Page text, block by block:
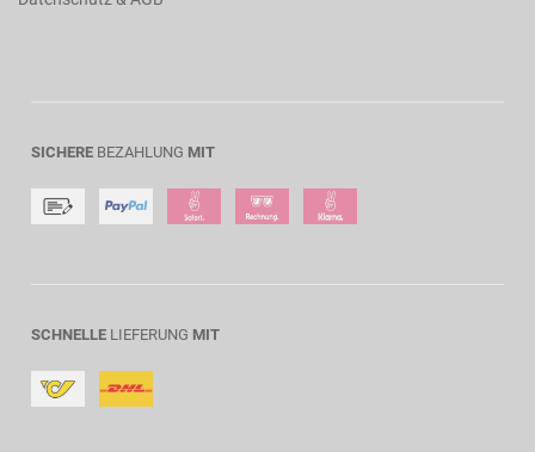
SICHERE BEZAHLUNG MIT
SCHNELLE LIEFERUNG MIT